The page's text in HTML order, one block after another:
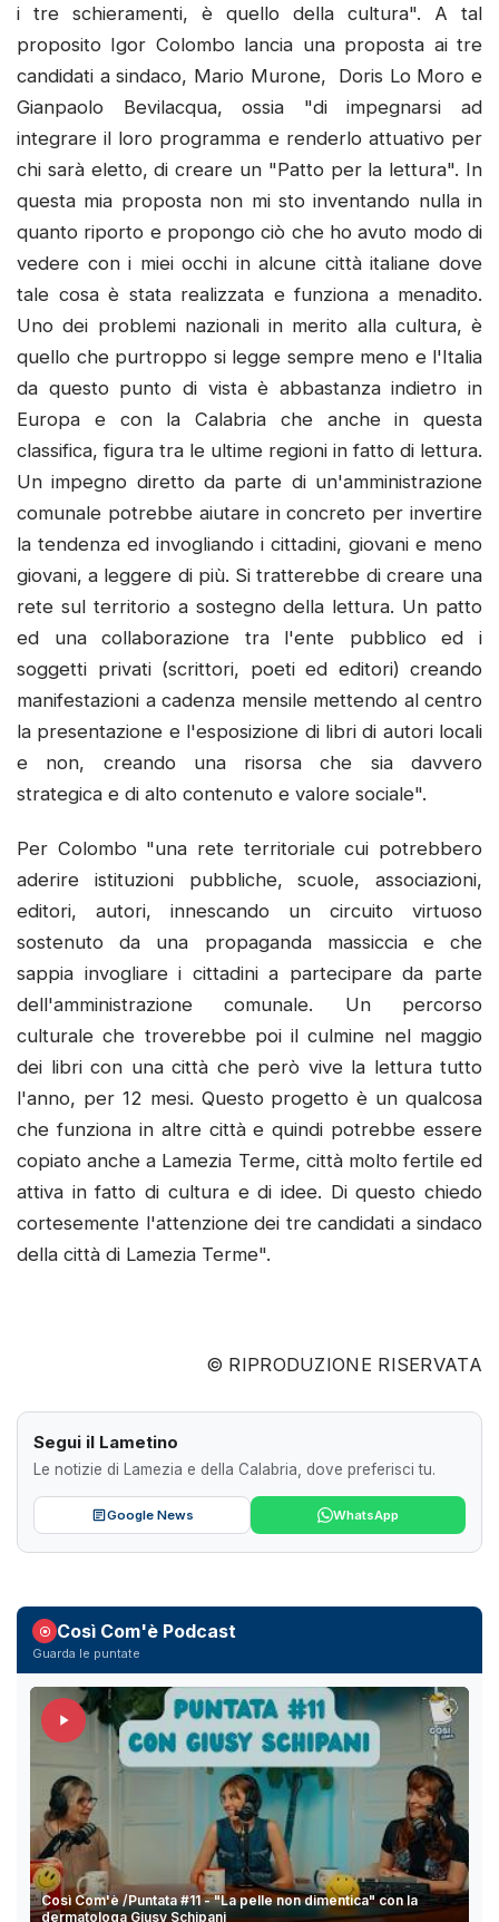
i tre schieramenti, è quello della cultura". A tal
proposito Igor Colombo lancia una proposta ai tre
candidati a sindaco, Mario Murone, Doris Lo Moro e
Gianpaolo Bevilacqua, ossia "di impegnarsi ad
integrare il loro programma e renderlo attuativo per
chi sarà eletto, di creare un "Patto per la lettura". In
questa mia proposta non mi sto inventando nulla in
quanto riporto e propongo ciò che ho avuto modo di
vedere con i miei occhi in alcune città italiane dove
tale cosa è stata realizzata e funziona a menadito.
Uno dei problemi nazionali in merito alla cultura, è
quello che purtroppo si legge sempre meno e l'Italia
da questo punto di vista è abbastanza indietro in
Europa e con la Calabria che anche in questa
classifica, figura tra le ultime regioni in fatto di lettura.
Un impegno diretto da parte di un'amministrazione
comunale potrebbe aiutare in concreto per invertire
la tendenza ed invogliando i cittadini, giovani e meno
giovani, a leggere di più. Si tratterebbe di creare una
rete sul territorio a sostegno della lettura. Un patto
ed una collaborazione tra l'ente pubblico ed i
soggetti privati (scrittori, poeti ed editori) creando
manifestazioni a cadenza mensile mettendo al centro
la presentazione e l'esposizione di libri di autori locali
e non, creando una risorsa che sia davvero
strategica e di alto contenuto e valore sociale".
Per Colombo "una rete territoriale cui potrebbero
aderire istituzioni pubbliche, scuole, associazioni,
editori, autori, innescando un circuito virtuoso
sostenuto da una propaganda massiccia e che
sappia invogliare i cittadini a partecipare da parte
dell'amministrazione comunale. Un percorso
culturale che troverebbe poi il culmine nel maggio
dei libri con una città che però vive la lettura tutto
l'anno, per 12 mesi. Questo progetto è un qualcosa
che funziona in altre città e quindi potrebbe essere
copiato anche a Lamezia Terme, città molto fertile ed
attiva in fatto di cultura e di idee. Di questo chiedo
cortesemente l'attenzione dei tre candidati a sindaco
della città di Lamezia Terme".
© RIPRODUZIONE RISERVATA
Segui il Lametino
Le notizie di Lamezia e della Calabria, dove preferisci tu.
Google News WhatsApp
Così Com'è Podcast
Guarda le puntate
Così Com'è /Puntata #11 - "La pelle non dimentica" con la
dermatologa Giusy Schipani